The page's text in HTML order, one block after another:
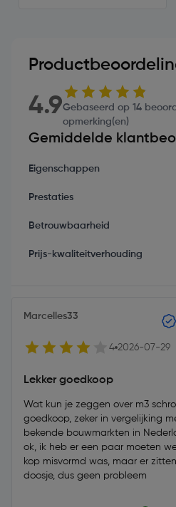
4.9Gebaseerd op 14
opmerking(en)
Gemiddelde
Eigenschappen
Prestaties
Betrouwbaarheid
Prijs-kwaliteitverhouding
Marcelles33
4 2026-07-29
Lekker goedkoop
Wat kun je zeggen over m3
goedkoop, zeker in vergelijking
bekende bouwmarkten in
ok, ik heb er een paar moeten
kop misvormd was, maar er
doosje, dus geen probleem